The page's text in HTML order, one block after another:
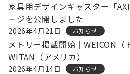
家具用デザインキャスター「
ージを公開しました
2026年4月21日 お知らせ
メトリー掲載開始｜WEICON
WITAN（アメリカ）
2026年4月14日 お知らせ